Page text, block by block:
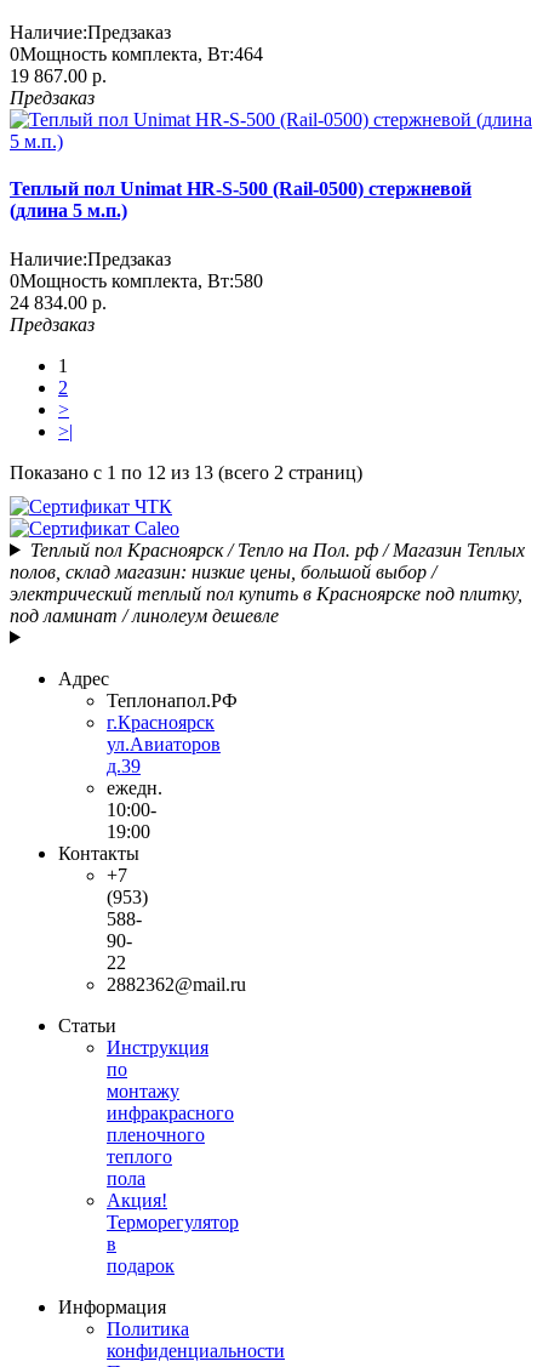
Наличие:Предзаказ
0Мощность комплекта, Вт:464
19 867.00 р.
Предзаказ
Теплый пол Unimat HR-S-500 (Rail-0500) стержневой
(длина 5 м.п.)
Наличие:Предзаказ
0Мощность комплекта, Вт:580
24 834.00 р.
Предзаказ
1
2
>
>|
Показано с 1 по 12 из 13 (всего 2 страниц)
Теплый пол Красноярск / Тепло на Пол. рф / Магазин Теплых
полов, склад магазин: низкие цены, большой выбор /
электрический теплый пол купить в Красноярске под плитку,
под ламинат / линолеум дешевле
Адрес
Теплонапол.РФ
г.Красноярск
ул.Авиаторов
д.39
ежедн.
10:00-
19:00
Контакты
+7
(953)
588-
90-
22
2882362@mail.ru
Статьи
Инструкция
по
монтажу
инфракрасного
пленочного
теплого
пола
Акция!
Терморегулятор
в
подарок
Информация
Политика
конфиденциальности